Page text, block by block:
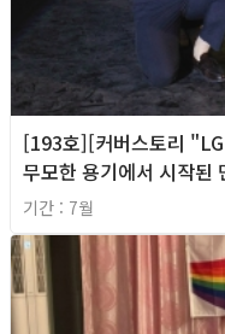
[193호][커버스토리
무모한 용기에서 시작된
기간 : 7월